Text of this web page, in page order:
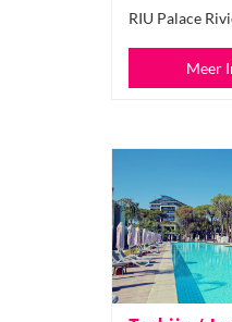
RIU Palace
Meer